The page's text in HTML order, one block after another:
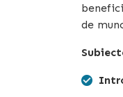
de